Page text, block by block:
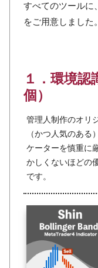
すべてのツールに、
をご用意しました。
１．環境
個）
管理人制作のオリ
（かつ人気のある
ケーターを慎重に
かしくないほどの
です。